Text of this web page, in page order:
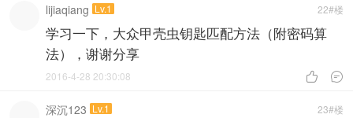
22#楼
lijiaqiang Lv.1
学习一下，大众甲壳虫钥匙匹配方法（附密码算
法），谢谢分享
 
2016-4-28 20:30:08
23#楼
深沉123 Lv.1